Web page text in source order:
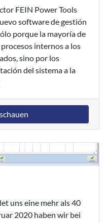
FEIN Power Tools
software de gestión
porque la mayoría de
internos a los
sino por los
del sistema a la
uns eine mehr als 40
2020 haben wir bei